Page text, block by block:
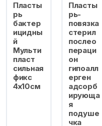
Пласты
рь
бактер
ицидны
й
Мульти
пласт
сильная
фикс
4х10см
Пласты
рь-
повязка
стерил
послео
пераци
он
гипоалл
ерген
адсорб
ирующа
я
подуше
чка